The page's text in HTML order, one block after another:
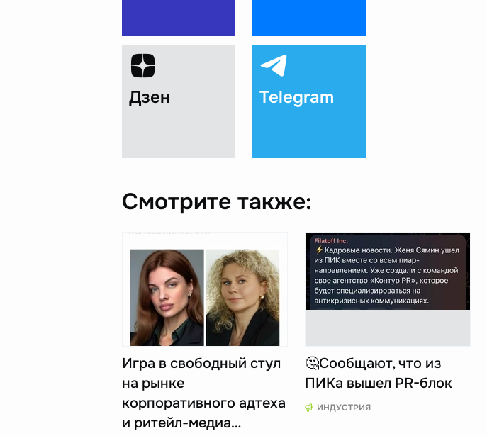
Дзен Telegram
Смотрите также:
Игра в свободный стул
на рынке
корпоративного адтеха
и ритейл-медиа…
🤔Сообщают, что из
ПИКа вышел PR-блок
ИНДУСТРИЯ